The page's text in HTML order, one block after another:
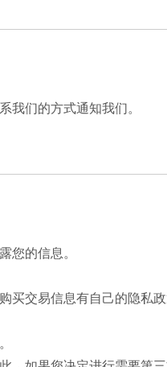
们的方式通知我们。
的信息。
交易信息有自己的隐私政